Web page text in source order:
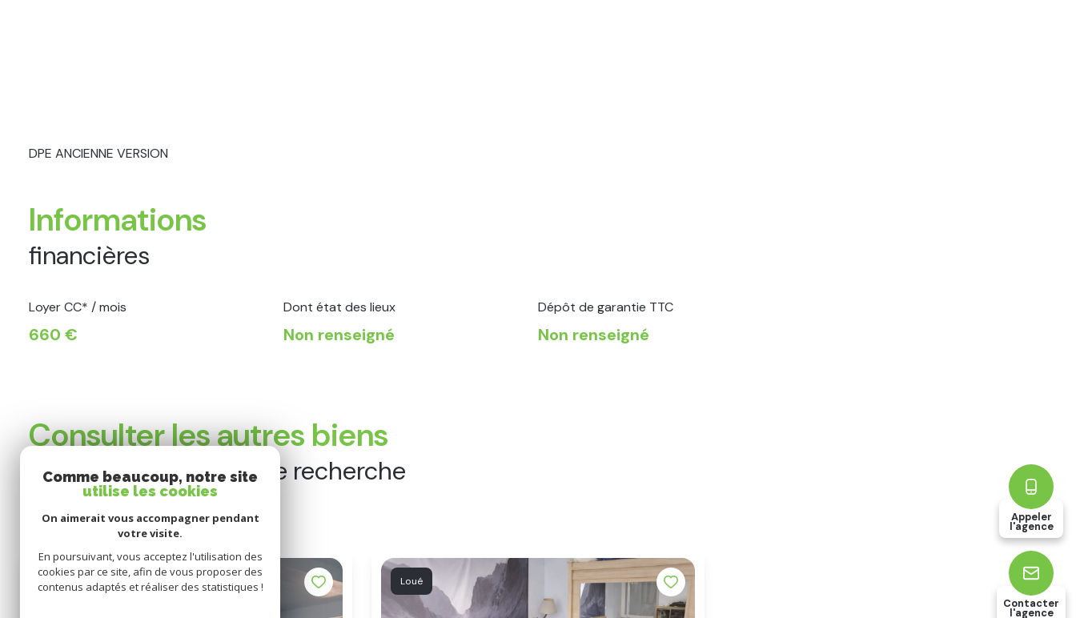
Appeler
l'agence
Contacter
l'agence
DPE ANCIENNE VERSION
Informations
financières
Loyer CC* / mois
660 €
Dont état des lieux
Non renseigné
Dépôt de garantie TTC
Non renseigné
Consulter les autres biens
correspondants à votre recherche
Loué Loué
Comme beaucoup, notre site
utilise les cookies
On aimerait vous accompagner pendant
votre visite.
En poursuivant, vous acceptez l'utilisation des
cookies par ce site, afin de vous proposer des
contenus adaptés et réaliser des statistiques !